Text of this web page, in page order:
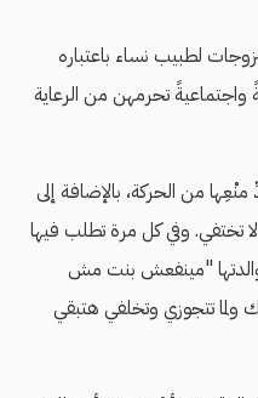
لطبيب نساء باعتباره
واجتماعيةً تحرمهن من الرعاية
من الحركة، بالإضافة إلى
لا تختفي. وفي كل مرة تطلب فيها
والدتها "مينفعش بنت مش
ولما تتجوزي وتخلفي هتبقي